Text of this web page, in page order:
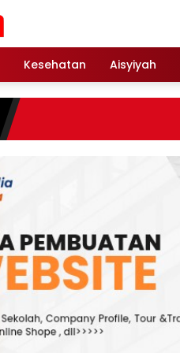
Kesehatan Aisyiyah